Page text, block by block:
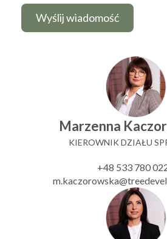
Marzenna
KIEROWNIK DZIAŁU
+48 533 780